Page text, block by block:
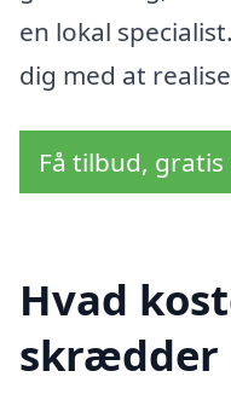
en lokal
dig med at
Få tilbud,
Hvad
skrædder